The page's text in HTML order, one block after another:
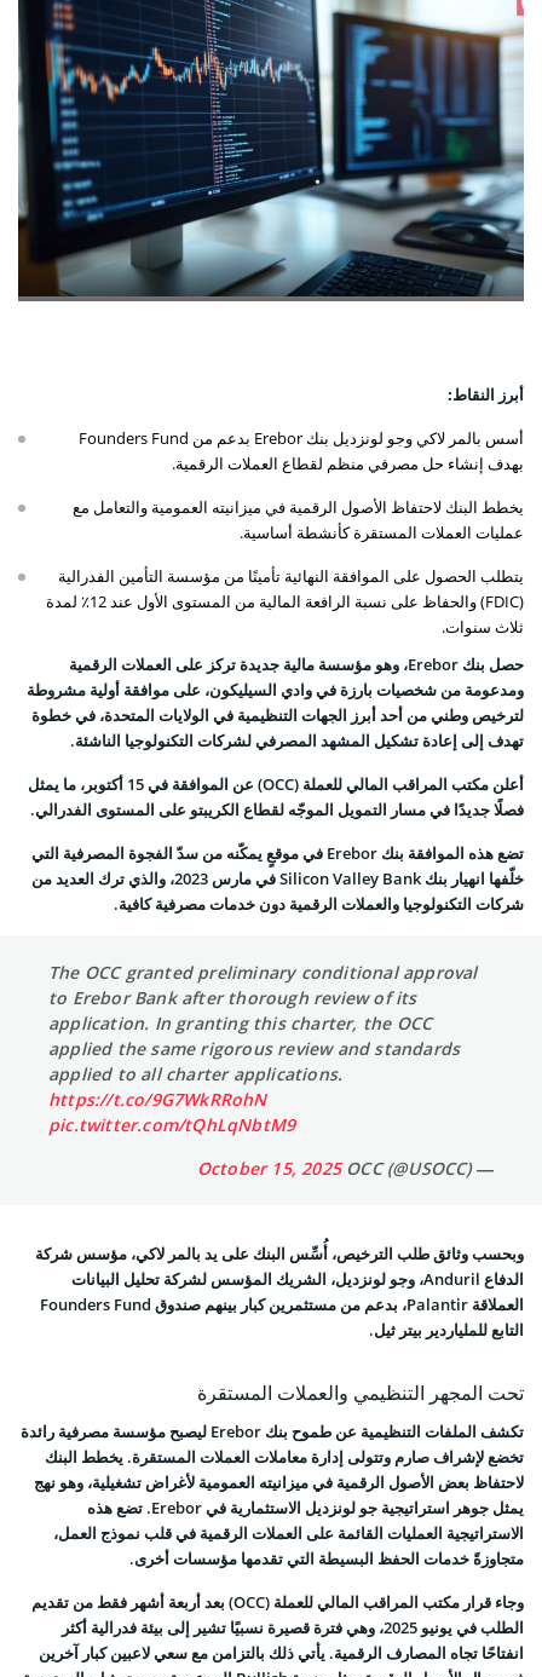
أبرز النقاط:
أسس بالمر لاكي وجو لونزديل بنك Erebor بدعم من Founders Fund
بهدف إنشاء حل مصرفي منظم لقطاع العملات الرقمية.
يخطط البنك لاحتفاظ الأصول الرقمية في ميزانيته العمومية والتعامل مع
عمليات العملات المستقرة كأنشطة أساسية.
يتطلب الحصول على الموافقة النهائية تأمينًا من مؤسسة التأمين الفدرالية
(FDIC) والحفاظ على نسبة الرافعة المالية من المستوى الأول عند 12٪ لمدة
ثلاث سنوات.
حصل بنك Erebor، وهو مؤسسة مالية جديدة تركز على العملات الرقمية
ومدعومة من شخصيات بارزة في وادي السيليكون، على موافقة أولية مشروطة
لترخيص وطني من أحد أبرز الجهات التنظيمية في الولايات المتحدة، في خطوة
تهدف إلى إعادة تشكيل المشهد المصرفي لشركات التكنولوجيا الناشئة.
أعلن مكتب المراقب المالي للعملة (OCC) عن الموافقة في 15 أكتوبر، ما يمثل
فصلًا جديدًا في مسار التمويل الموجّه لقطاع الكريبتو على المستوى الفدرالي.
تضع هذه الموافقة بنك Erebor في موقعٍ يمكّنه من سدّ الفجوة المصرفية التي
خلّفها انهيار بنك Silicon Valley Bank في مارس 2023، والذي ترك العديد من
شركات التكنولوجيا والعملات الرقمية دون خدمات مصرفية كافية.
The OCC granted preliminary conditional approval
to Erebor Bank after thorough review of its
application. In granting this charter, the OCC
applied the same rigorous review and standards
applied to all charter applications.
https://t.co/9G7WkRRohN
pic.twitter.com/tQhLqNbtM9
— OCC (@USOCC)
October 15, 2025
وبحسب وثائق طلب الترخيص، أُسِّس البنك على يد بالمر لاكي، مؤسس شركة
الدفاع Anduril، وجو لونزديل، الشريك المؤسس لشركة تحليل البيانات
العملاقة Palantir، بدعم من مستثمرين كبار بينهم صندوق Founders Fund
التابع للملياردير بيتر ثيل.
تحت المجهر التنظيمي والعملات المستقرة
تكشف الملفات التنظيمية عن طموح بنك Erebor ليصبح مؤسسة مصرفية رائدة
تخضع لإشراف صارم وتتولى إدارة معاملات العملات المستقرة. يخطط البنك
لاحتفاظ بعض الأصول الرقمية في ميزانيته العمومية لأغراض تشغيلية، وهو نهج
يمثل جوهر استراتيجية جو لونزديل الاستثمارية في Erebor. تضع هذه
الاستراتيجية العمليات القائمة على العملات الرقمية في قلب نموذج العمل،
متجاوزةً خدمات الحفظ البسيطة التي تقدمها مؤسسات أخرى.
وجاء قرار مكتب المراقب المالي للعملة (OCC) بعد أربعة أشهر فقط من تقديم
الطلب في يونيو 2025، وهي فترة قصيرة نسبيًا تشير إلى بيئة فدرالية أكثر
انفتاحًا تجاه المصارف الرقمية. يأتي ذلك بالتزامن مع سعي لاعبين كبار آخرين